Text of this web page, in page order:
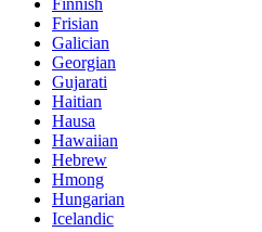
Frisian
Galician
Georgian
Gujarati
Haitian
Hausa
Hawaiian
Hebrew
Hmong
Hungarian
Icelandic